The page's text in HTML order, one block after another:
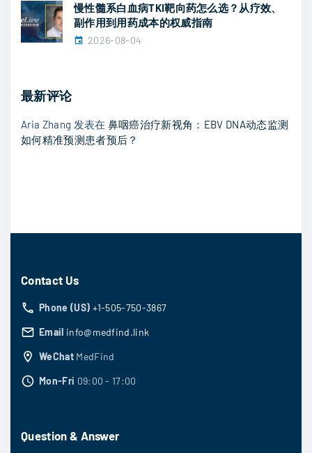
全
性
慢性髓系白血病TKI靶向药怎么选？从疗效、
副作用到用药成本的权威指南
2026-08-04
最新评论
Aria Zhang 发表在 鼻咽癌治疗新视角：EBV DNA动态监测
如何精准预测患者预后？
Contact Us
Phone (US) +1-505-750-3867
Email info@medfind.link
WeChat MedFind
Mon-Fri 09:00 - 17:00
Question & Answer